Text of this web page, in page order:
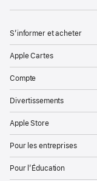
S’informer et acheter
Apple Cartes
Compte
Divertissements
Apple Store
Pour les entreprises
Pour l’Éducation